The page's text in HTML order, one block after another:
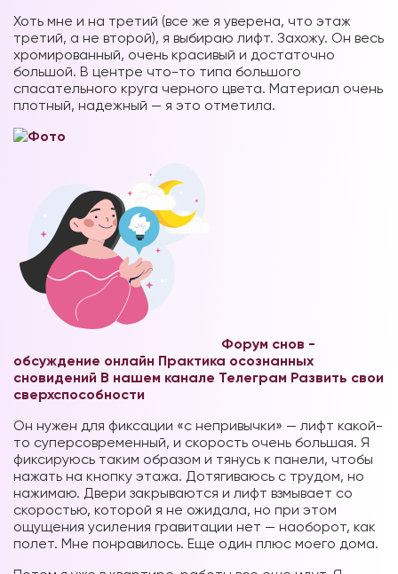
Хоть мне и на третий (все же я уверена, что этаж
третий, а не второй), я выбираю лифт. Захожу. Он весь
хромированный, очень красивый и достаточно
большой. В центре что-то типа большого
спасательного круга черного цвета. Материал очень
плотный, надежный — я это отметила.
Форум снов -
обсуждение онлайн Практика осознанных
сновидений В нашем канале Телеграм Развить свои
сверхспособности
Он нужен для фиксации «с непривычки» — лифт какой-
то суперсовременный, и скорость очень большая. Я
фиксируюсь таким образом и тянусь к панели, чтобы
нажать на кнопку этажа. Дотягиваюсь с трудом, но
нажимаю. Двери закрываются и лифт взмывает со
скоростью, которой я не ожидала, но при этом
ощущения усиления гравитации нет — наоборот, как
полет. Мне понравилось. Еще один плюс моего дома.